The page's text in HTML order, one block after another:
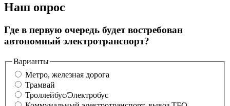
Наш опрос
Где в первую очередь будет востребован
автономный электротранспорт?
Варианты
Метро, железная дорога
Трамвай
Троллейбус/Электробус